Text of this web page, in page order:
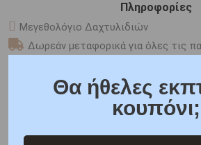
Πληροφορίες
Μεγεθολόγιο Δαχτυλιδιών
Δωρεάν μεταφορικά για όλες τις
6 άτοκες δόσεις
Θα ήθελες
κουπόνι;